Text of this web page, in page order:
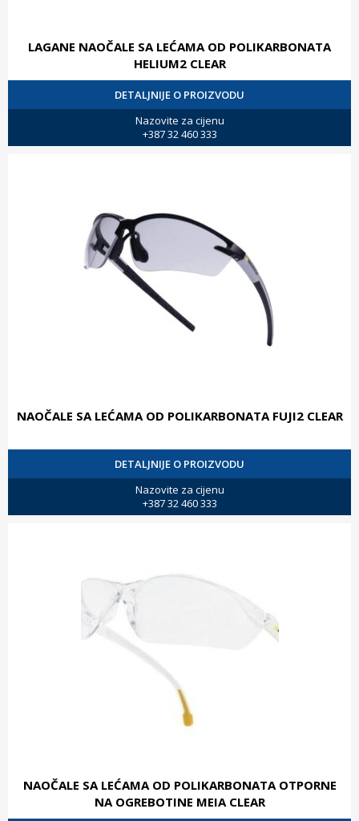
LAGANE NAOČALE SA LEĆAMA OD POLIKARBONATA
HELIUM2 CLEAR
DETALJNIJE O PROIZVODU
Nazovite za cijenu
+387 32 460 333
NAOČALE SA LEĆAMA OD POLIKARBONATA FUJI2 CLEAR
DETALJNIJE O PROIZVODU
Nazovite za cijenu
+387 32 460 333
NAOČALE SA LEĆAMA OD POLIKARBONATA OTPORNE
NA OGREBOTINE MEIA CLEAR